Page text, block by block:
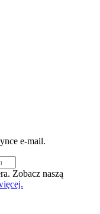
e-mail.
Zobacz naszą